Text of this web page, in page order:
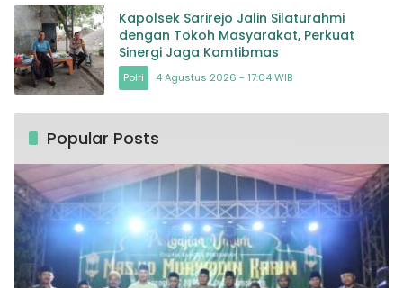
Kapolsek Sarirejo Jalin Silaturahmi
dengan Tokoh Masyarakat, Perkuat
Sinergi Jaga Kamtibmas
Polri 4 Agustus 2026 - 17:04 WIB
Popular Posts